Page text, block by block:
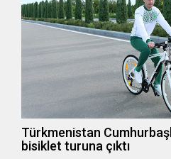
Türkmenistan
bisiklet turuna çıktı